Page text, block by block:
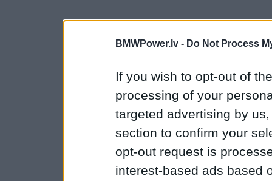
BMWPower.lv - Do Not Process
If you wish to opt-out of
processing of your
targeted advertising by
section to confirm your
opt-out request is
interest-based ads based